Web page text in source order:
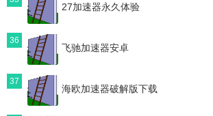
27加速器永久体验
36
飞驰加速器安卓
37
海欧加速器破解版下载